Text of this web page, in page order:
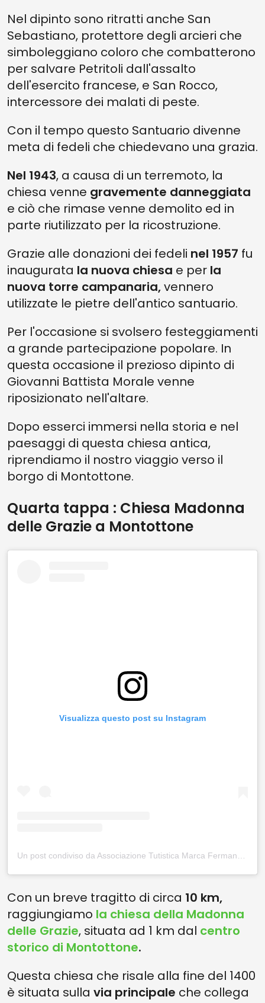
Nel dipinto sono ritratti anche San
Sebastiano, protettore degli arcieri che
simboleggiano coloro che combatterono
per salvare Petritoli dall'assalto
dell'esercito francese, e San Rocco,
intercessore dei malati di peste.
Con il tempo questo Santuario divenne
meta di fedeli che chiedevano una grazia.
Nel 1943, a causa di un terremoto, la
chiesa venne gravemente danneggiata
e ciò che rimase venne demolito ed in
parte riutilizzato per la ricostruzione.
Grazie alle donazioni dei fedeli nel 1957 fu
inaugurata la nuova chiesa e per la
nuova torre campanaria,vennero
utilizzate le pietre dell'antico santuario.
Per l'occasione si svolsero festeggiamenti
a grande partecipazione popolare. In
questa occasione il prezioso dipinto di
Giovanni Battista Morale venne
riposizionato nell'altare.
Dopo esserci immersi nella storia e nel
paesaggi di questa chiesa antica,
riprendiamo il nostro viaggio verso il
borgo di Montottone.
Quarta tappa : Chiesa Madonna
delle Grazie a Montottone
Visualizza questo post su Instagram
Un post condiviso da Associazione Tutistica Marca Fermana (@marcafermana)
Con un breve tragitto di circa 10 km,
raggiungiamo la chiesa della Madonna
delle Grazie, situata ad 1 km dal centro
storico di Montottone.
Questa chiesa che risale alla fine del 1400
è situata sulla via principale che collega